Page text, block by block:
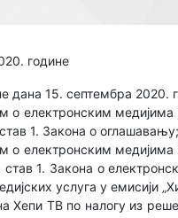
године
дана 15. септембра 2020.
о електронским
1. Закона о оглашавању;
о електронским
1. Закона о
услуга у емисији
ТВ по налогу из